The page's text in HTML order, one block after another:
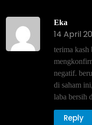
Eka
14 April
terima kash
negatif.
di saham
laba bersih
Reply